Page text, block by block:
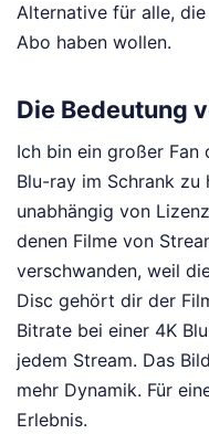
Alternative für alle,
Abo haben wollen.
Die Bedeutung
Ich bin ein großer Fan
Blu-ray im Schrank zu
unabhängig von
denen Filme von
verschwanden, weil
Disc gehört dir der
Bitrate bei einer 4K
jedem Stream. Das
mehr Dynamik. Für
Erlebnis.